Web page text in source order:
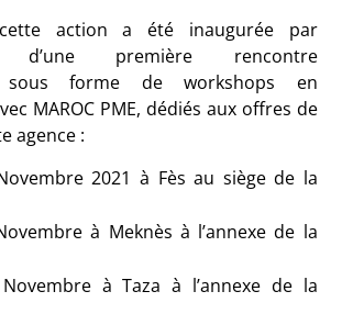
action a été inaugurée par
d’une première rencontre
sous forme de workshops en
MAROC PME, dédiés aux offres de
agence :
2021 à Fès au siège de la
à Meknès à l’annexe de la
à Taza à l’annexe de la